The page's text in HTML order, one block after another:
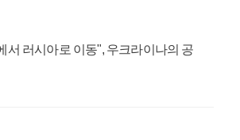
서 러시아로 이동", 우크라이나의 공